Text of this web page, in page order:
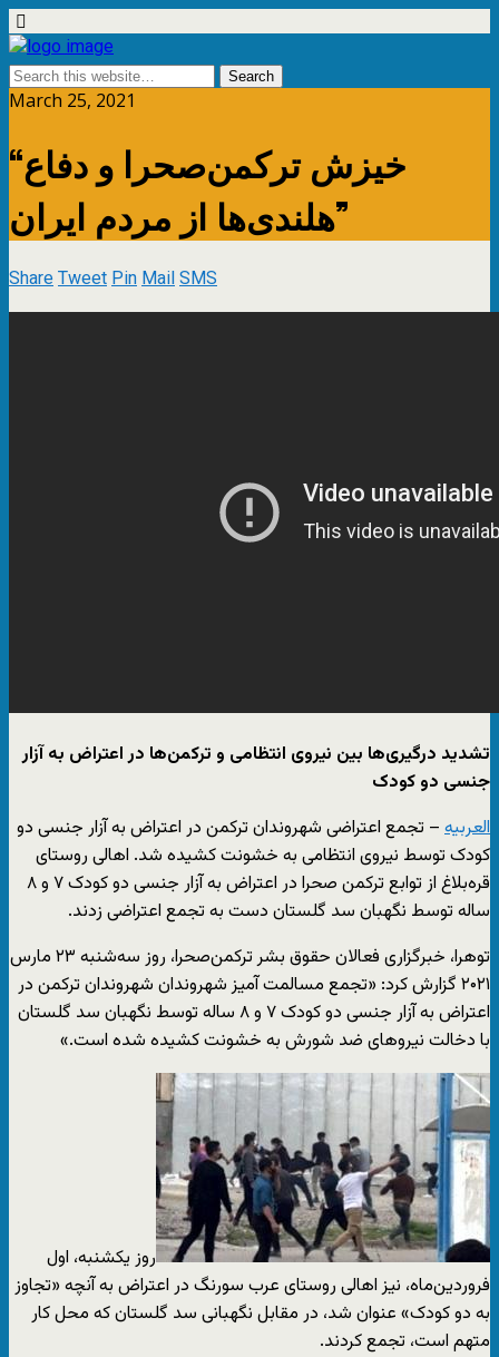
March 25, 2021
“خیزش ترکمن‌صحرا و دفاع
هلندی‌ها از مردم ایران”
ShareTweetPinMailSMS
تشدید درگیری‌ها بین نیروی انتظامی و ترکمن‌ها در اعتراض به آزار
جنسی دو کودک
العربیه – تجمع اعتراضی شهروندان ترکمن در اعتراض به آزار جنسی دو
کودک توسط نیروی انتظامی به خشونت کشیده شد. اهالی روستای
قره‌بلاغ از توابع ترکمن صحرا در اعتراض به آزار جنسی دو کودک ۷ و ۸
ساله توسط نگهبان سد گلستان دست به تجمع اعتراضی زدند.
توهرا، خبرگزاری فعالان حقوق بشر ترکمن‌صحرا، روز سه‌شنبه ۲۳ مارس
۲۰۲۱ گزارش کرد: «تجمع مسالمت آمیز شهروندان شهروندان ترکمن در
اعتراض به آزار جنسی دو کودک ۷ و ۸ ساله توسط نگهبان سد گلستان
با دخالت نیروهای ضد شورش به خشونت کشیده شده است.»
روز یکشنبه، اول
فروردین‌ماه، نیز اهالی روستای عرب سورنگ در اعتراض به آنچه «تجاوز
به دو کودک» عنوان شد، در مقابل نگهبانی سد گلستان که محل کار
متهم است، تجمع کردند.